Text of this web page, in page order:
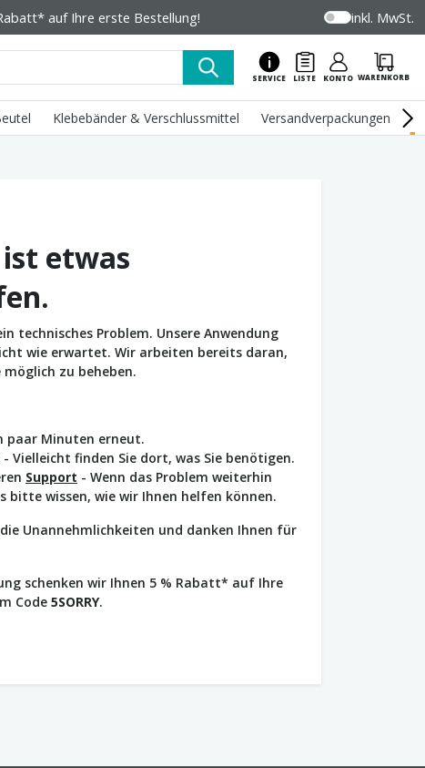
auf Ihre erste Bestellung! inkl. MwSt.
SERVICE LISTE KONTO WARENKORB
Klebebänder & Verschlussmittel Versandverpackungen
etwas
technisches Problem. Unsere Anwendung
wie erwartet. Wir arbeiten bereits daran,
möglich zu beheben.
paar Minuten erneut.
- Vielleicht finden Sie dort, was Sie benötigen.
Support - Wenn das Problem weiterhin
bitte wissen, wie wir Ihnen helfen können.
Unannehmlichkeiten und danken Ihnen für
schenken wir Ihnen 5 % Rabatt* auf Ihre
Code 5SORRY.